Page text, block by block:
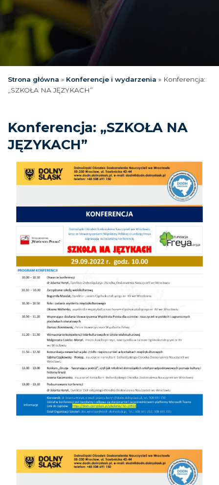
Strona główna » Konferencje i wydarzenia » Konferencja:
„SZKOŁA NA JĘZYKACH”
Konferencja: „SZKOŁA NA
JĘZYKACH”